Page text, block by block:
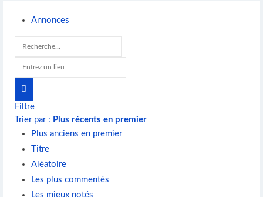
Annonces
Filtre
Trier par : Plus récents en premier
Plus anciens en premier
Titre
Aléatoire
Les plus commentés
Les mieux notés